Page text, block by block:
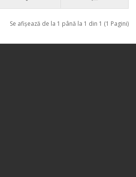
Se afişează de la 1 până la 1 din 1 (1 Pagini)